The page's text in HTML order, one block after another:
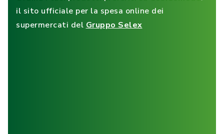
il sito ufficiale per la spesa online dei
supermercati del Gruppo Selex